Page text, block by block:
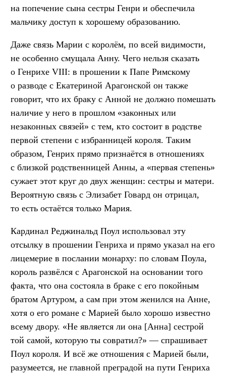
на попечение сына сестры Генри и обеспечила
мальчику доступ к хорошему образованию.
Даже связь Марии с королём, по всей видимости,
не особенно смущала Анну. Чего нельзя сказать
о Генрихе VIII: в прошении к Папе Римскому
о разводе с Екатериной Арагонской он также
говорит, что их браку с Анной не должно помешать
наличие у него в прошлом «законных или
незаконных связей» с тем, кто состоит в родстве
первой степени с избранницей короля. Таким
образом, Генрих прямо признаётся в отношениях
с близкой родственницей Анны, а «первая степень»
сужает этот круг до двух женщин: сестры и матери.
Вероятную связь с Элизабет Говард он отрицал,
то есть остаётся только Мария.
Кардинал Реджинальд Поул использовал эту
отсылку в прошении Генриха и прямо указал на его
лицемерие в послании монарху: по словам Поула,
король развёлся с Арагонской на основании того
факта, что она состояла в браке с его покойным
братом Артуром, а сам при этом женился на Анне,
хотя о его романе с Марией было хорошо известно
всему двору. «Не является ли она [Анна] сестрой
той самой, которую ты совратил?» — спрашивает
Поул короля. И всё же отношения с Марией были,
разумеется, не главной преградой на пути Генриха